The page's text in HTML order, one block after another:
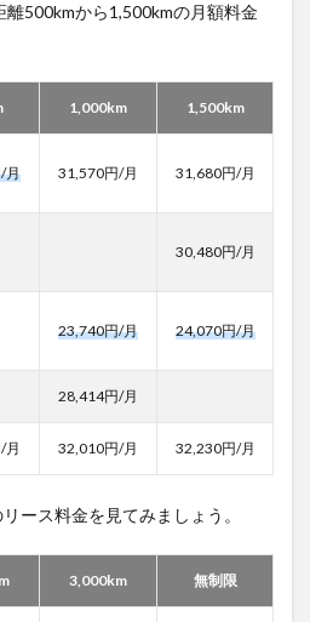
500kmから1,500kmの月額料金
1,000km 1,500km
月 31,570円/月 31,680円/月
30,480円/月
23,740円/月 24,070円/月
28,414円/月
月 32,010円/月 32,230円/月
ース料金を見てみましょう。
3,000km 無制限